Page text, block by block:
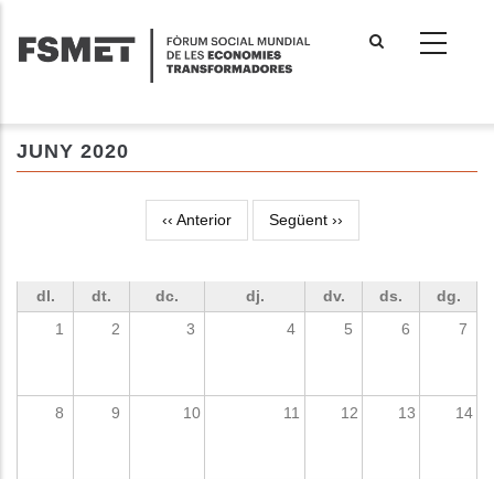
contingut
JUNY 2020
‹‹ Anterior Següent ››
dl. dt. dc. dj. dv. ds.
dg.
1
2 3 4 5 6 7
8 9 10 11 12 13 14